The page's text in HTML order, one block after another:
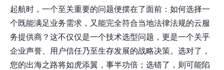
起航时，一个至关重要的问题便摆在了面前：如何选择一
个既能满足业务需求，又能完全符合当地法律法规的云服
务提供商？这不仅仅是一个技术选型问题，更是一个关乎
企业声誉、用户信任乃至生存发展的战略决策。选对了，
您的出海之路将如虎添翼，事半功倍；选错了，则可能陷